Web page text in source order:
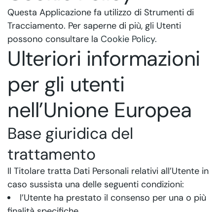
Questa Applicazione fa utilizzo di Strumenti di
Tracciamento. Per saperne di più, gli Utenti
possono consultare la Cookie Policy.
Ulteriori informazioni
per gli utenti
nell’Unione Europea
Base giuridica del
trattamento
Il Titolare tratta Dati Personali relativi all’Utente in
caso sussista una delle seguenti condizioni:
l’Utente ha prestato il consenso per una o più